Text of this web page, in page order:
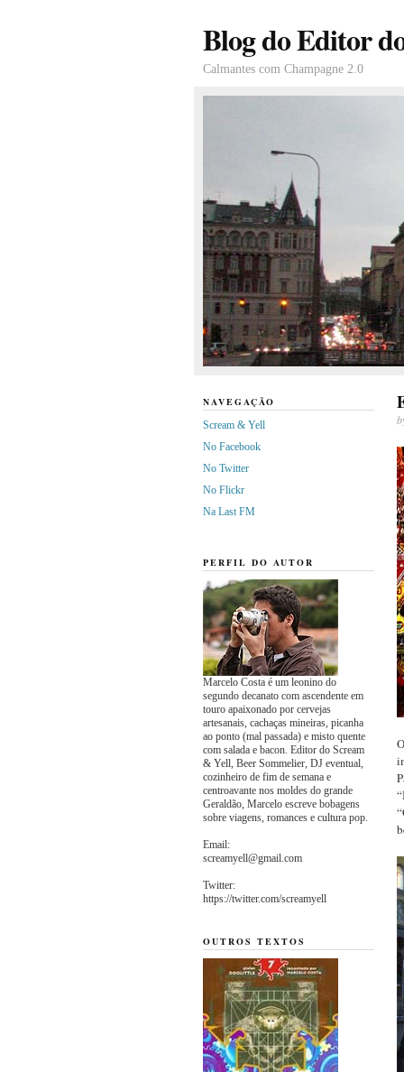
Blog do Editor
Calmantes com Champagne 2.0
NAVEGAÇÃO
Scream & Yell
No Facebook
No Twitter
No Flickr
Na Last FM
PERFIL DO AUTOR
Marcelo Costa é um leonino do
segundo decanato com ascendente em
touro apaixonado por cervejas
artesanais, cachaças mineiras, picanha
ao ponto (mal passada) e misto quente
com salada e bacon. Editor do Scream
& Yell, Beer Sommelier, DJ eventual,
cozinheiro de fim de semana e
centroavante nos moldes do grande
Geraldão, Marcelo escreve bobagens
sobre viagens, romances e cultura pop.
Email:
screamyell@gmail.com
Twitter:
https://twitter.com/screamyell
OUTROS TEXTOS